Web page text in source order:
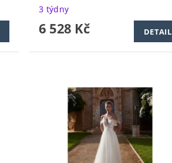
3 týdny
6 528 Kč DETAIL